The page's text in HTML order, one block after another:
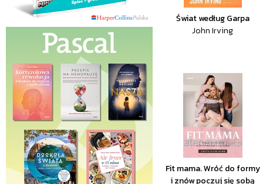
Świat według Garpa
John Irving
Fit mama. Wróć do formy
i znów poczuj się sobą